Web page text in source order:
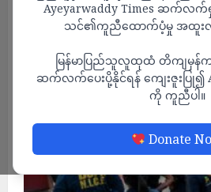
Ayeyarwaddy Times ဆက်လ
သင်၏ကူညီထောက်ပံ့မှု အထူး
မြန်မာပြည်သူလူထုထံ တိကျမှန်က
ဆက်လက်ပေးပို့နိုင်ရန် ကျေးဇူးပြု၍
ကို ကူညီပါ။
Donate
သတင်း